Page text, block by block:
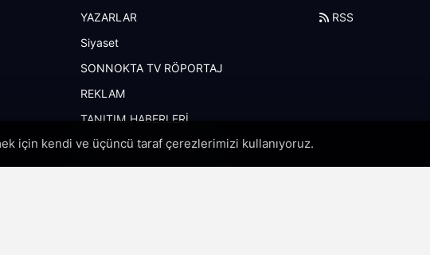
YAZARLAR
Siyaset
SONNOKTA TV RÖPORTAJ
REKLAM
TANITIM HABERLERİ
SONNOKTA ÖZEL HABER
RSS
için kendi ve üçüncü taraf çerezlerimizi kullanıyoruz.